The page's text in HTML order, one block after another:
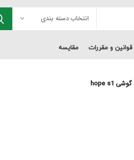
انتخاب دسته بندی
قوانین و مقررات مقایسه
گوشی hope s1